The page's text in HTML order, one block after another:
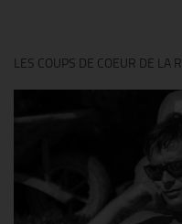
LES COUPS DE COEUR DE LA